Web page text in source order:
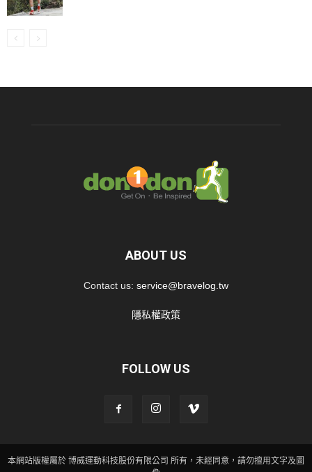
ABOUT US
Contact us: service@bravelog.tw
隱私權政策
FOLLOW US
本網站版權屬於 博威運動科技股份有限公司 所有，未經同意，請勿擅用文字及圖